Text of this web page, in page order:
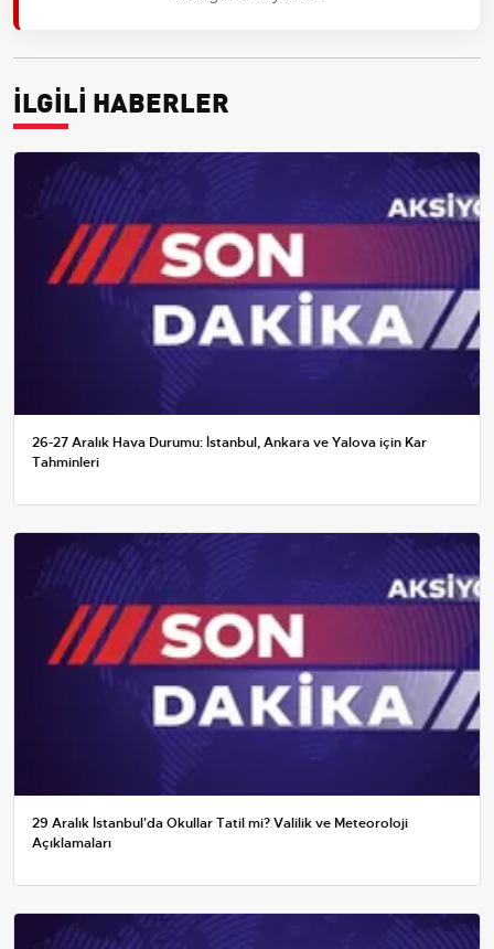
İLGİLİ HABERLER
26-27 Aralık Hava Durumu: İstanbul, Ankara ve Yalova için Kar
Tahminleri
29 Aralık İstanbul'da Okullar Tatil mi? Valilik ve Meteoroloji
Açıklamaları